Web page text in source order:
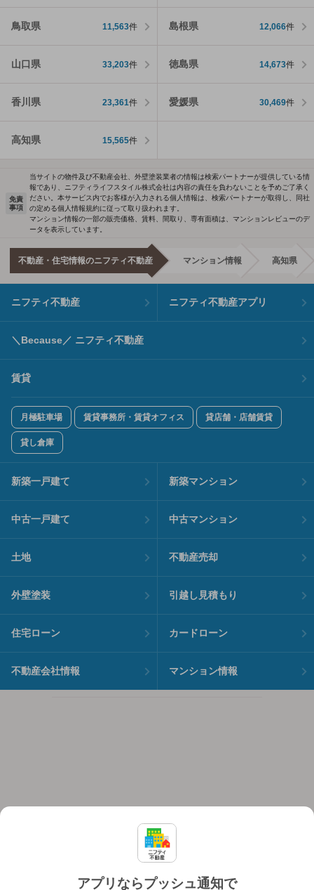
鳥取県 11,563件 島根県 12,066件
山口県 33,203件 徳島県 14,673件
香川県 23,361件 愛媛県 30,469件
高知県 15,565件
アプリならプッシュ通知で
免責
事項
当サイトの物件及び不動産会社、外壁塗装業者の情報は検索パートナーが提供している情
報であり、ニフティライフスタイル株式会社は内容の責任を負わないことを予めご了承く
ださい。本サービス内でお客様が入力される個人情報は、検索パートナーが取得し、同社
の定める個人情報規約に従って取り扱われます。
マンション情報の一部の販売価格、賃料、間取り、専有面積は、マンションレビューのデ
ータを表示しています。
不動産・住宅情報のニフティ不動産 マンション情報 高知県
ニフティ不動産 ニフティ不動産アプリ
＼Because／ ニフティ不動産
賃貸
月極駐車場 賃貸事務所・賃貸オフィス 貸店舗・店舗賃貸
貸し倉庫
新築一戸建て 新築マンション
中古一戸建て 中古マンション
土地 不動産売却
外壁塗装 引越し見積もり
住宅ローン カードローン
不動産会社情報 マンション情報